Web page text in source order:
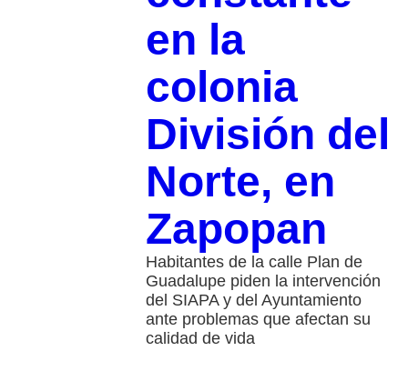
en la
colonia
División del
Norte, en
Zapopan
Habitantes de la calle Plan de
Guadalupe piden la intervención
del SIAPA y del Ayuntamiento
ante problemas que afectan su
calidad de vida